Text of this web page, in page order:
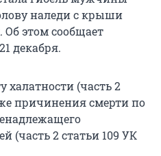
наледи с крыши
этом сообщает
декабря.
халатности (часть 2
причинения смерти по
(часть 2 статьи 109 УК